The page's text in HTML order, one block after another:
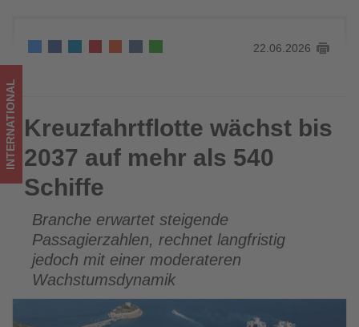
Schiffe
-
Wissen,
was
im
Tourismus
los
ist!
22.06.2026
Kreuzfahrtflotte wächst bis 2037 auf mehr als 540 Schiffe
INTERNATIONAL Kreuzfahrtflotte wächst bis
2037 auf mehr als 540
Schiffe
Branche erwartet steigende
Passagierzahlen, rechnet langfristig
jedoch mit einer moderateren
Wachstumsdynamik